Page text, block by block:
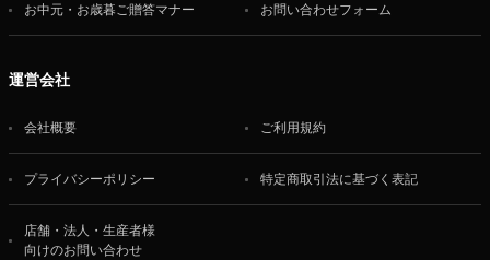
お中元・お歳暮ご贈答マナー お問い合わせフォーム
運営会社
会社概要 ご利用規約
プライバシーポリシー 特定商取引法に基づく表記
店舗・法人・生産者様
向けのお問い合わせ